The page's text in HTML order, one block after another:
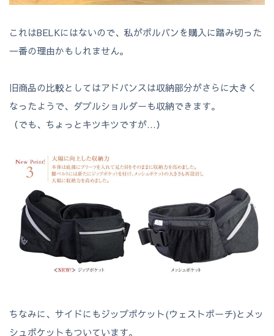
これはBELKにはないので、私がポルバンを購入に踏み切った
一番の理由かもしれません。
旧商品の比較としてはアドバンスは収納部分がさらに大きく
なったようで、ダブルショルダーも収納できます。
（でも、ちょっとキツキツですが…）
ちなみに、サイドにもジップポケット(ウェストポーチ)とメッ
シュポケットもついています。